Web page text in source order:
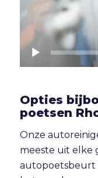
Opties
poetsen
Onze
meeste uit elke
autopoetsbeurt